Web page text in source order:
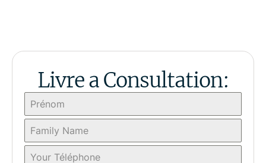
Livre a Consultation: